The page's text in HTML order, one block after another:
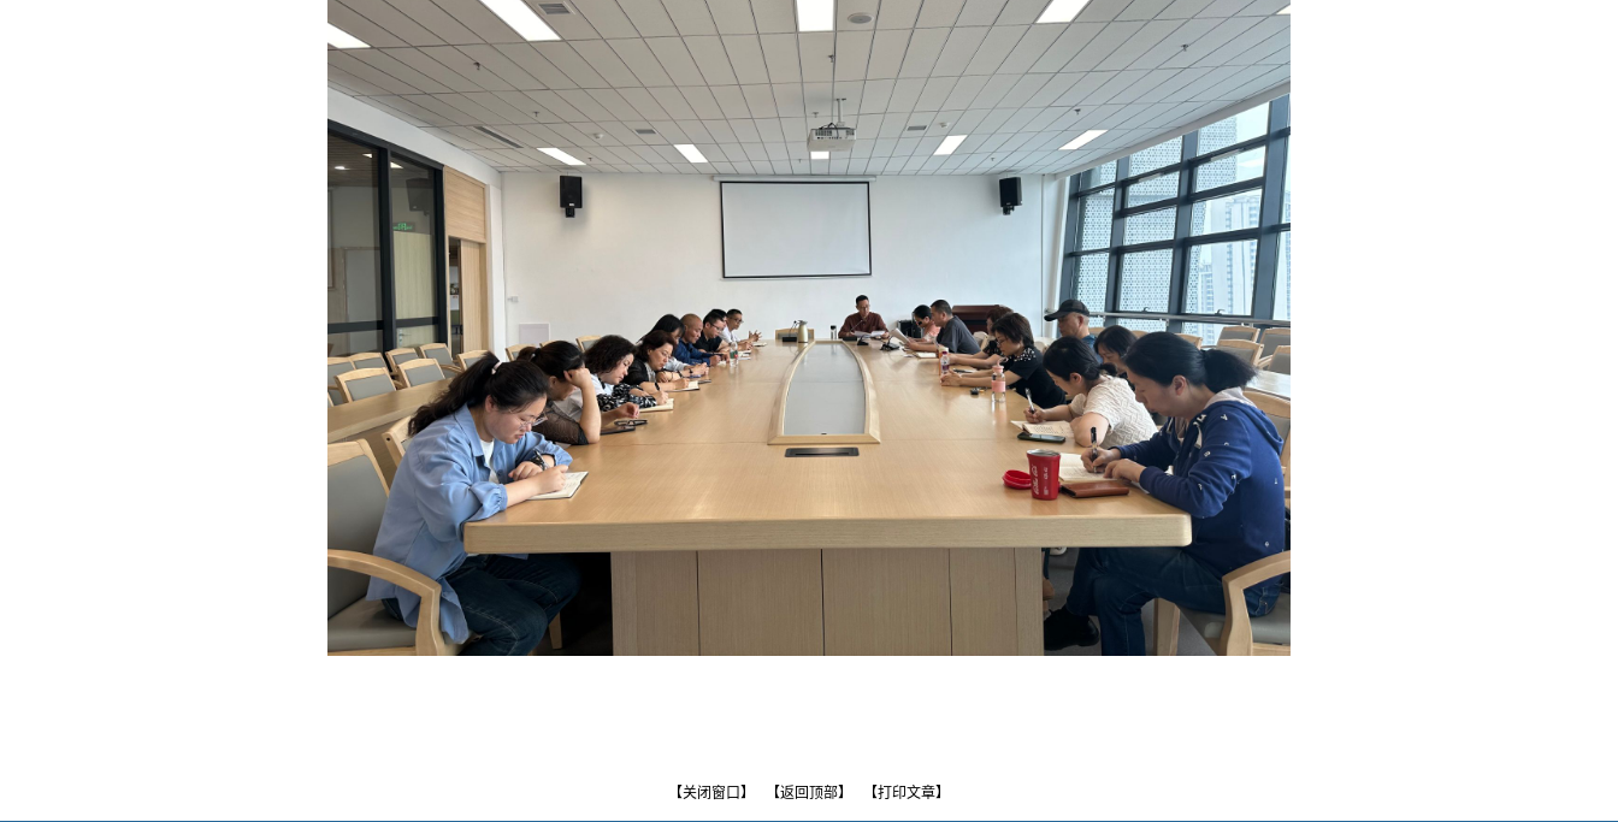
【关闭窗口】 【返回顶部】 【打印文章】